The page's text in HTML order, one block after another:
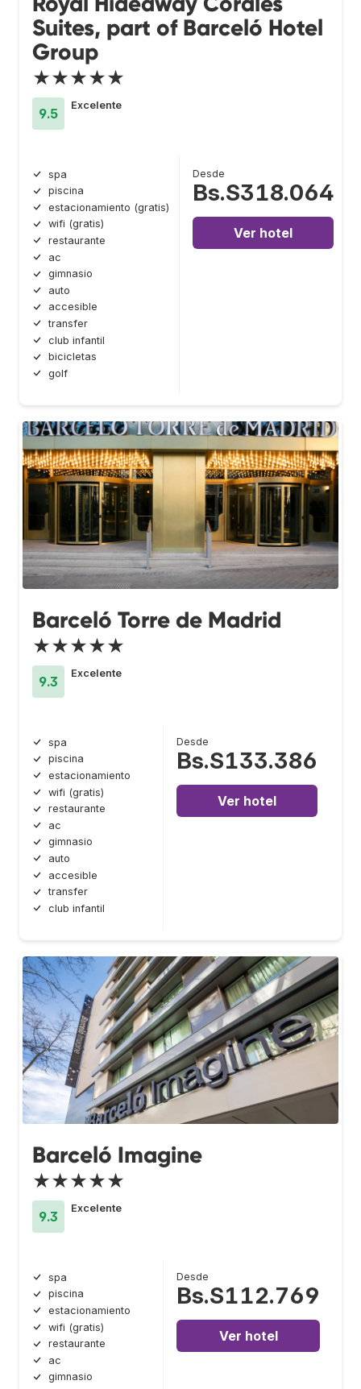
Suites, part of Barceló Hotel
Group
★★★★★
9.5
Excelente
spa
piscina
estacionamiento (gratis)
wifi (gratis)
restaurante
ac
gimnasio
auto
accesible
transfer
club infantil
bicicletas
golf
Desde
Bs.S318.064
Ver hotel
Barceló Torre de Madrid
★★★★★
9.3
Excelente
spa
piscina
estacionamiento
wifi (gratis)
restaurante
ac
gimnasio
auto
accesible
transfer
club infantil
Desde
Bs.S133.386
Ver hotel
Barceló Imagine
★★★★★
9.3
Excelente
spa
piscina
estacionamiento
wifi (gratis)
restaurante
ac
gimnasio
Desde
Bs.S112.769
Ver hotel